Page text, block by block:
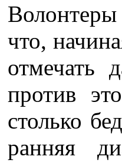
Волонтеры
что,
отмечать
против
столько
ранняя